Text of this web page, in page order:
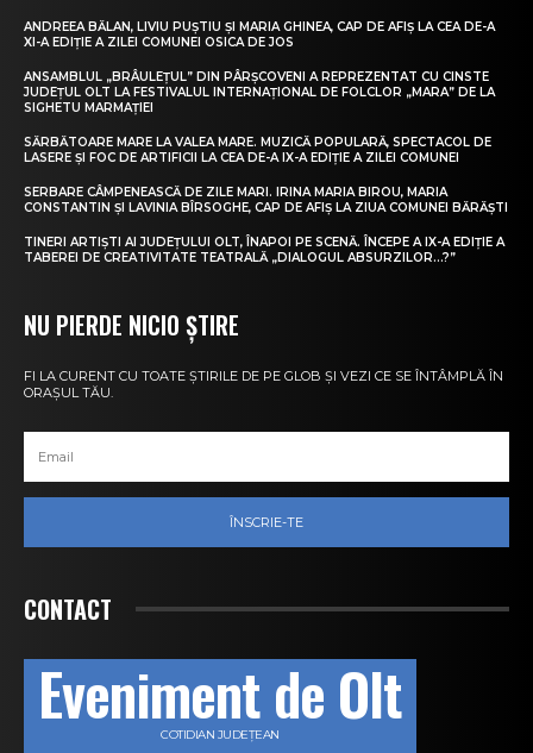
ANDREEA BĂLAN, LIVIU PUȘTIU ȘI MARIA GHINEA, CAP DE AFIȘ LA CEA DE-A
XI-A EDIȚIE A ZILEI COMUNEI OSICA DE JOS
ANSAMBLUL „BRÂULEȚUL” DIN PÂRȘCOVENI A REPREZENTAT CU CINSTE
JUDEȚUL OLT LA FESTIVALUL INTERNAȚIONAL DE FOLCLOR „MARA” DE LA
SIGHETU MARMAȚIEI
SĂRBĂTOARE MARE LA VALEA MARE. MUZICĂ POPULARĂ, SPECTACOL DE
LASERE ȘI FOC DE ARTIFICII LA CEA DE-A IX-A EDIȚIE A ZILEI COMUNEI
SERBARE CÂMPENEASCĂ DE ZILE MARI. IRINA MARIA BIROU, MARIA
CONSTANTIN ȘI LAVINIA BÎRSOGHE, CAP DE AFIȘ LA ZIUA COMUNEI BĂRĂȘTI
TINERI ARTIȘTI AI JUDEȚULUI OLT, ÎNAPOI PE SCENĂ. ÎNCEPE A IX-A EDIȚIE A
TABEREI DE CREATIVITATE TEATRALĂ „DIALOGUL ABSURZILOR…?”
NU PIERDE NICIO ȘTIRE
FI LA CURENT CU TOATE ȘTIRILE DE PE GLOB ȘI VEZI CE SE ÎNTÂMPLĂ ÎN
ORAȘUL TĂU.
ÎNSCRIE-TE
CONTACT
Eveniment de Olt
COTIDIAN JUDEȚEAN